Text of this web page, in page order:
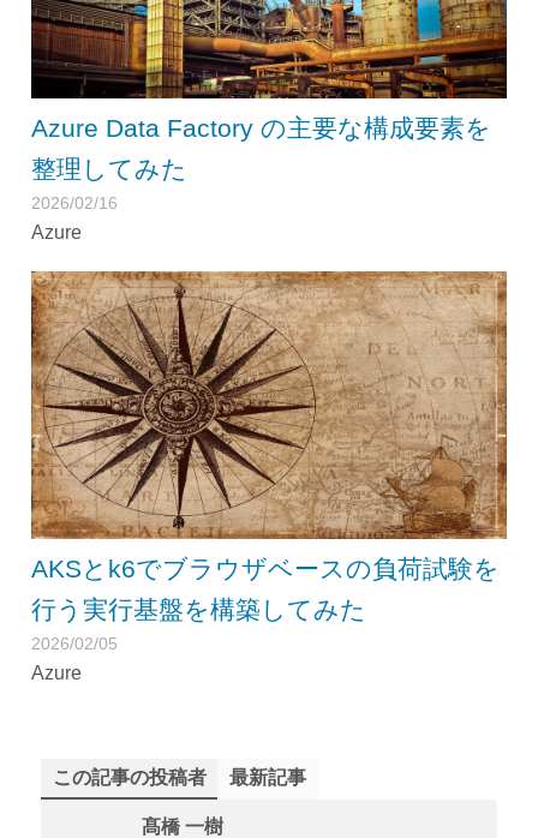
Azure Data Factory の主要な構成要素を
整理してみた
2026/02/16
Azure
AKSとk6でブラウザベースの負荷試験を
行う実行基盤を構築してみた
2026/02/05
Azure
この記事の投稿者 最新記事
髙橋 一樹